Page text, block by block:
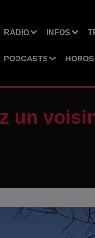
RADIO INFOS
PODCASTS
un